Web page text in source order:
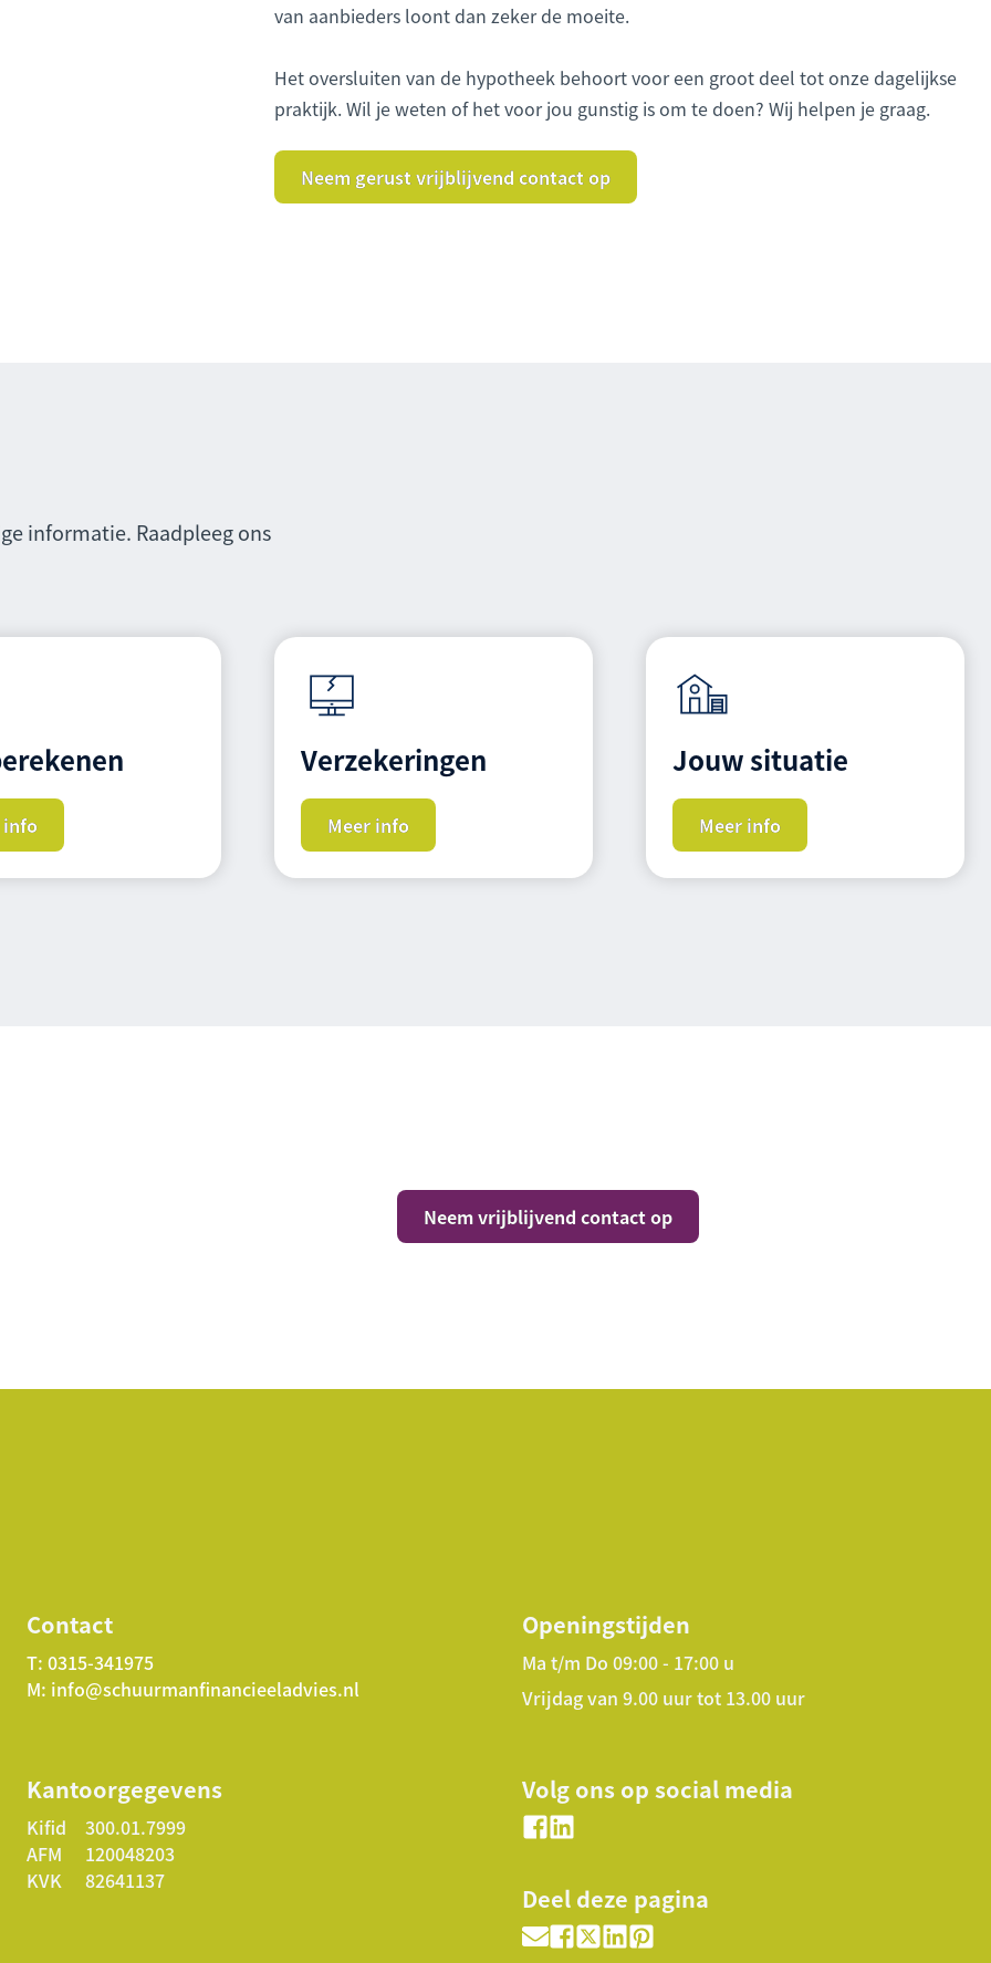
van aanbieders loont dan zeker de moeite.
Het oversluiten van de hypotheek behoort voor een groot deel tot onze dagelijkse
praktijk. Wil je weten of het voor jou gunstig is om te doen? Wij helpen je graag.
Neem gerust vrijblijvend contact op
informatie. Raadpleeg ons
info
Verzekeringen
Meer info
Jouw situatie
Meer info
Neem vrijblijvend contact op
Contact
T: 0315-341975
M: info@schuurmanfinancieeladvies.nl
Openingstijden
Ma t/m Do 09:00 - 17:00 u
Vrijdag van 9.00 uur tot 13.00 uur
Kantoorgegevens
Kifid
300.01.7999
AFM
120048203
KVK
82641137
Volg ons op social media
Deel deze pagina